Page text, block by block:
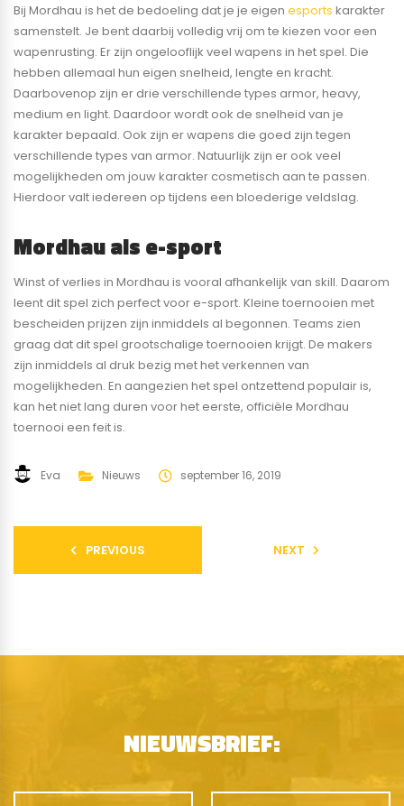
Bij Mordhau is het de bedoeling dat je je eigen esports karakter
samenstelt. Je bent daarbij volledig vrij om te kiezen voor een
wapenrusting. Er zijn ongelooflijk veel wapens in het spel. Die
hebben allemaal hun eigen snelheid, lengte en kracht.
Daarbovenop zijn er drie verschillende types armor, heavy,
medium en light. Daardoor wordt ook de snelheid van je
karakter bepaald. Ook zijn er wapens die goed zijn tegen
verschillende types van armor. Natuurlijk zijn er ook veel
mogelijkheden om jouw karakter cosmetisch aan te passen.
Hierdoor valt iedereen op tijdens een bloederige veldslag.
Mordhau als e-sport
Winst of verlies in Mordhau is vooral afhankelijk van skill. Daarom
leent dit spel zich perfect voor e-sport. Kleine toernooien met
bescheiden prijzen zijn inmiddels al begonnen. Teams zien
graag dat dit spel grootschalige toernooien krijgt. De makers
zijn inmiddels al druk bezig met het verkennen van
mogelijkheden. En aangezien het spel ontzettend populair is,
kan het niet lang duren voor het eerste, officiële Mordhau
toernooi een feit is.
Eva Nieuws september 16, 2019
PREVIOUS NEXT
NIEUWSBRIEF: